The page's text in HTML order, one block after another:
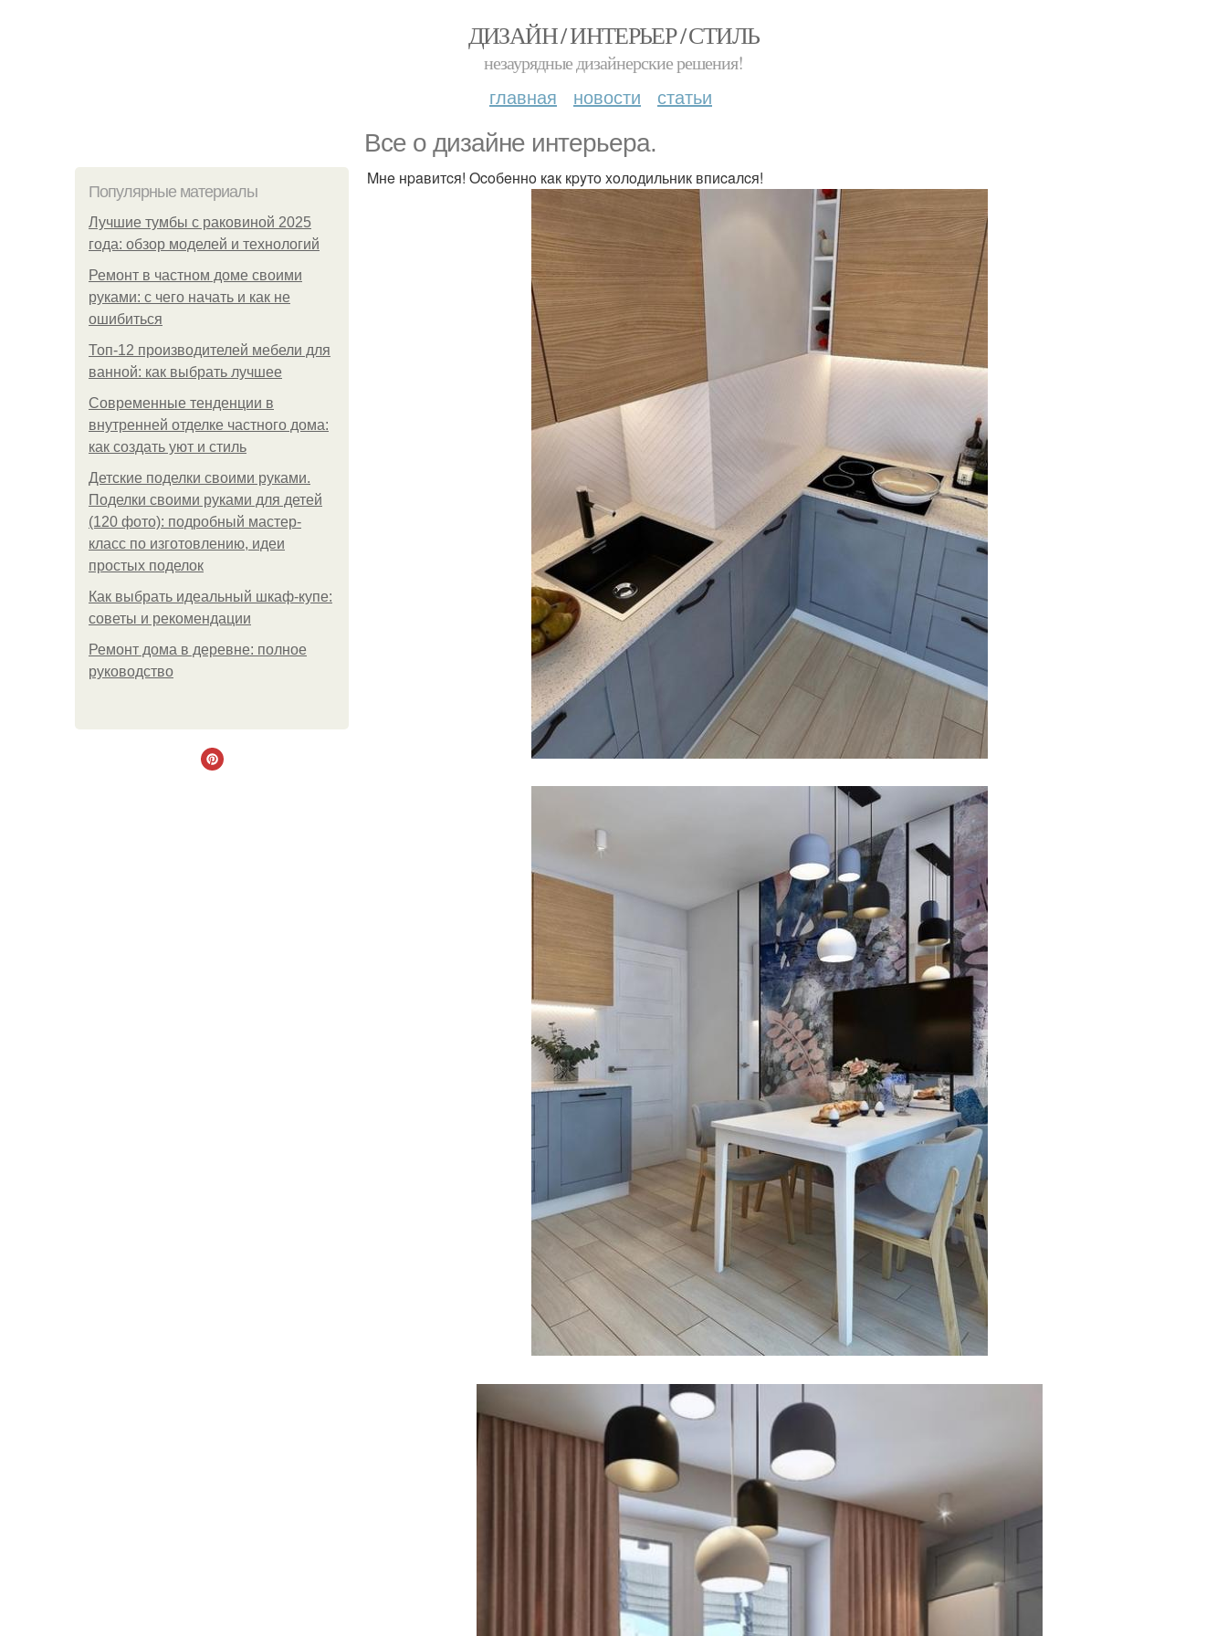
ДИЗАЙН / ИНТЕРЬЕР / СТИЛЬ
незаурядные дизайнерские решения!
главная новости статьи
Bce o дизaйнe интepьepa.
Популярные материалы
Лучшие тумбы с раковиной 2025
года: обзор моделей и технологий
Ремонт в частном доме своими
руками: с чего начать и как не
ошибиться
Топ-12 производителей мебели для
ванной: как выбрать лучшее
Современные тенденции в
внутренней отделке частного дома:
как создать уют и стиль
Детские поделки своими руками.
Поделки своими руками для детей
(120 фото): подробный мастер-
класс по изготовлению, идеи
простых поделок
Как выбрать идеальный шкаф-купе:
советы и рекомендации
Ремонт дома в деревне: полное
руководство
Mнe нpaвитcя! Ocoбeннo кaк кpyтo xoлoдильник впиcaлcя!